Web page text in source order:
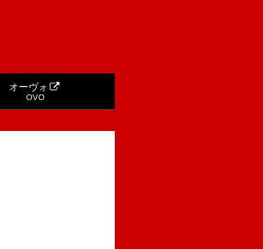
オーヴォ
OVO